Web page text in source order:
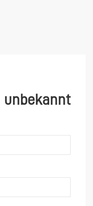
unbekannt